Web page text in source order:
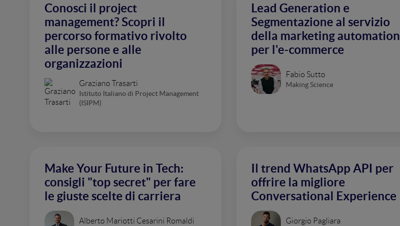
Conosci il project
management? Scopri il
percorso formativo rivolto
alle persone e alle
organizzazioni
Graziano Trasarti
Istituto Italiano di Project Management
(ISIPM)
Lead Generation e
Segmentazione al servizio
della marketing automation
per l'e-commerce
Fabio Sutto
Making Science
Make Your Future in Tech:
consigli "top secret" per fare
le giuste scelte di carriera
Alberto Mariotti Cesarini Romaldi
Il trend WhatsApp API per
offrire la migliore
Conversational Experience
Giorgio Pagliara